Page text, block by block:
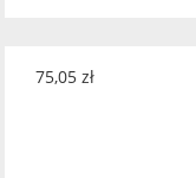
75,05 zł